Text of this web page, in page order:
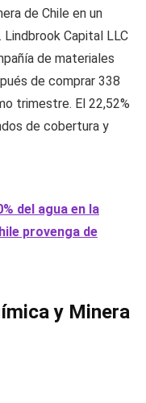
de Chile en un
Capital LLC
de materiales
de comprar 338
trimestre. El 22,52%
de cobertura y
del agua en la
provenga de
y Minera